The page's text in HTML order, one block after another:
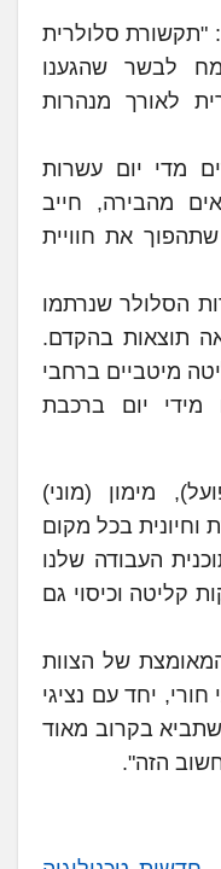
סלולרית
לבשר שהגענו
לאורך מנהרות
מדי יום עשרות
מהבירה, חייב
את חוויית
הסלולר שנרתמו
תוצאות בהקדם.
מיטביים ברחבי
מידי יום ברכבת
מימון (מוני)
בכל מקום
העבודה שלנו
קליטה וכיסוי גם
של הצוות
יחד עם נציגי
בקרוב מאוד
הזה".